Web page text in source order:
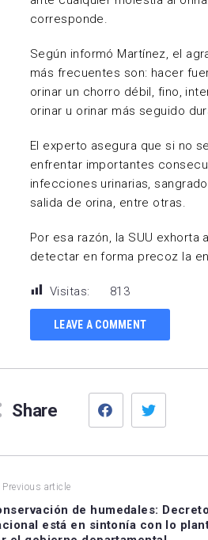
corresponde.
Según informó Martínez, el
más frecuentes son: hacer
orinar un chorro débil, fino,
orinar u orinar más seguido
El experto asegura que si no
enfrentar importantes
infecciones urinarias,
salida de orina, entre otras.
Por esa razón, la SUU
detectar en forma precoz la
Visitas: 813
LEAVE A COMMENT
Share
Facebook
Previous article
de humedales: Decreto
está en sintonía con lo